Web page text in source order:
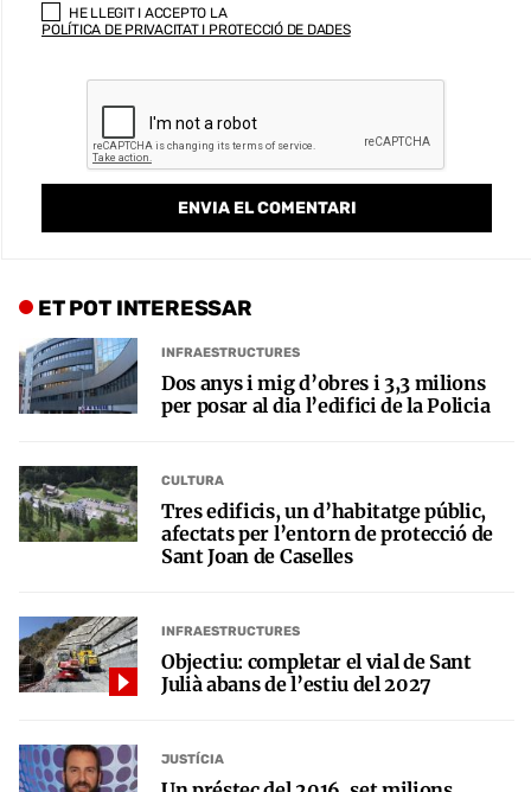
HE LLEGIT I ACCEPTO LA
POLÍTICA DE PRIVACITAT I PROTECCIÓ DE DADES
ET POT INTERESSAR
INFRAESTRUCTURES
Dos anys i mig d’obres i 3,3 milions
per posar al dia l’edifici de la Policia
CULTURA
Tres edificis, un d’habitatge públic,
afectats per l’entorn de protecció de
Sant Joan de Caselles
INFRAESTRUCTURES
Objectiu: completar el vial de Sant
Julià abans de l’estiu del 2027
JUSTÍCIA